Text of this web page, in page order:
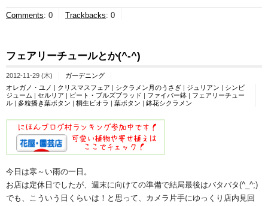
Comments: 0 Trackbacks: 0
フェアリーチュールとか(^-^)
2012-11-29 (木)
ガーデニング
オレガノ・ユノ | クリスマスフェア | シクラメン月のうさぎ | ジュリアン | シンビ
ジューム | セルリア | ビート・ブルズブラッド | ファイバー鉢 | フェアリーチュー
ル | 多粒播き葉ボタン | 桐生ビオラ | 葉ボタン | 鉢花シクラメン
今日は寒～い雨の一日。
お店は定休日でしたが、週末に向けての準備で結局最後はバタバタ(^_^;)
でも、こういう日くらいは！と思って、カメラ片手にゆっくり店内見回